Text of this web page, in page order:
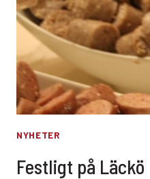
NYHETER
Festligt på Läckö